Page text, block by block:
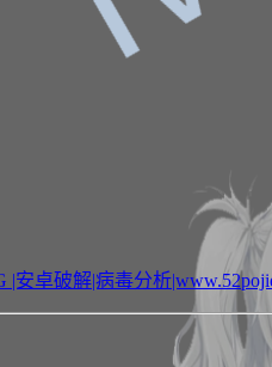
安卓破解|病毒分析